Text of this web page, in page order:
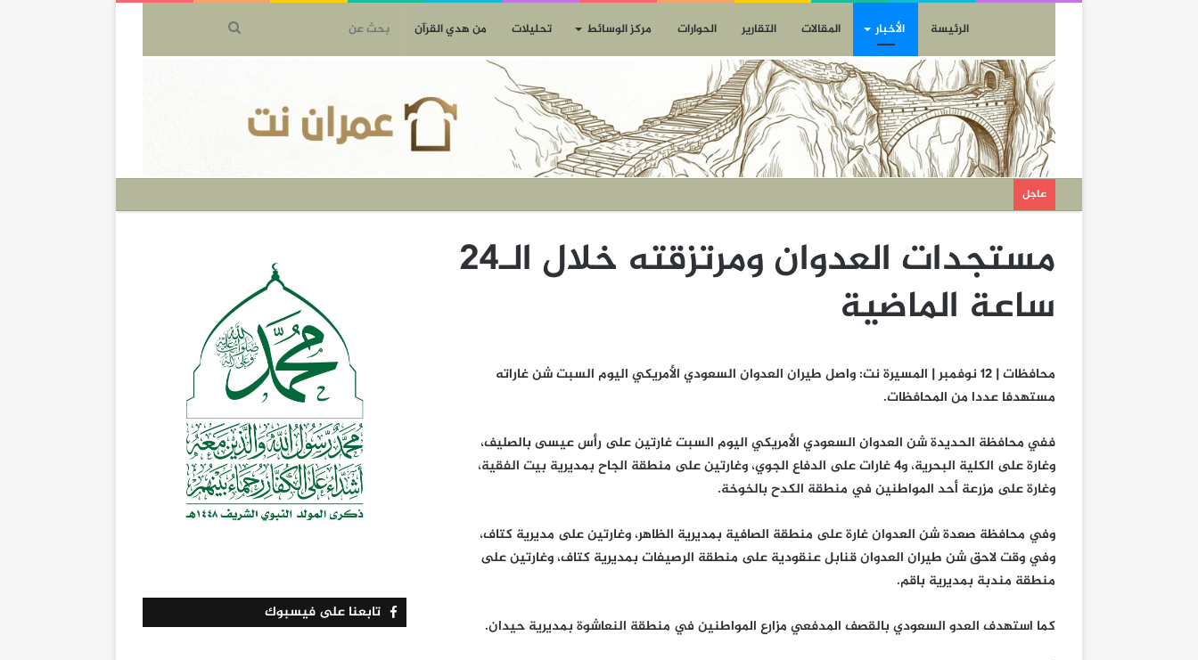
الرئيسة الأخبار المقالات التقارير الحوارات مركز الوسائط تحليلات من هدي القرآن
عاجل
مستجدات العدوان ومرتزقته خلال الـ24
ساعة الماضية
محافظات | 12 نوفمبر | المسيرة نت: واصل طيران العدوان السعودي الأمريكي اليوم السبت شن غاراته
مستهدفا عددا من المحافظات.
ففي محافظة الحديدة شن العدوان السعودي الأمريكي اليوم السبت غارتين على رأس عيسى بالصليف،
وغارة على الكلية البحرية، و4 غارات على الدفاع الجوي، وغارتين على منطقة الجاح بمديرية بيت الفقية،
وغارة على مزرعة أحد المواطنين في منطقة الكدح بالخوخة.
وفي محافظة صعدة شن العدوان غارة على منطقة الصافية بمديرية الظاهر، وغارتين على مديرية كتاف،
وفي وقت لاحق شن طيران العدوان قنابل عنقودية على منطقة الرصيفات بمديرية كتاف، وغارتين على
منطقة مندبة بمديرية باقم.
كما استهدف العدو السعودي بالقصف المدفعي مزارع المواطنين في منطقة النعاشوة بمديرية حيدان.
تابعنا على فيسبوك